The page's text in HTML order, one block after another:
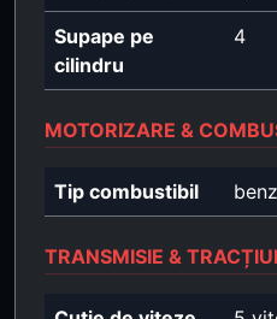
Supape pe
cilindru
4
MOTORIZARE &
Tip combustibil
TRANSMISIE &